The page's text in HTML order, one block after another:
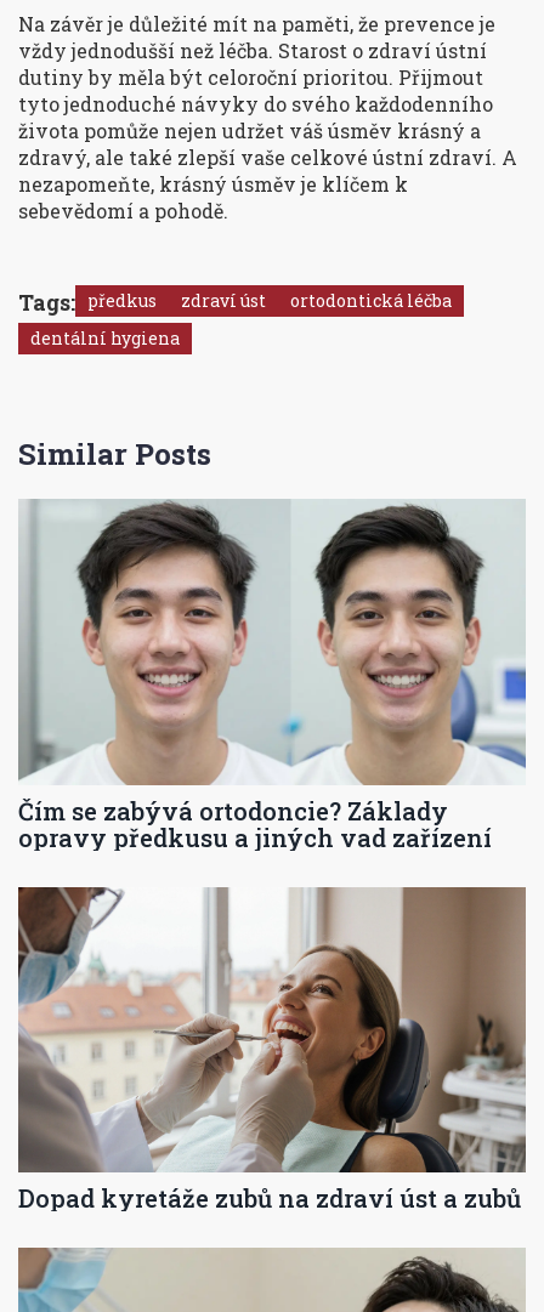
Na závěr je důležité mít na paměti, že prevence je
vždy jednodušší než léčba. Starost o zdraví ústní
dutiny by měla být celoroční prioritou. Přijmout
tyto jednoduché návyky do svého každodenního
života pomůže nejen udržet váš úsměv krásný a
zdravý, ale také zlepší vaše celkové ústní zdraví. A
nezapomeňte, krásný úsměv je klíčem k
sebevědomí a pohodě.
Tags: předkus zdraví úst
ortodontická léčba
dentální hygiena
Similar Posts
Čím se zabývá ortodoncie? Základy
opravy předkusu a jiných vad zařízení
Dopad kyretáže zubů na zdraví úst a zubů